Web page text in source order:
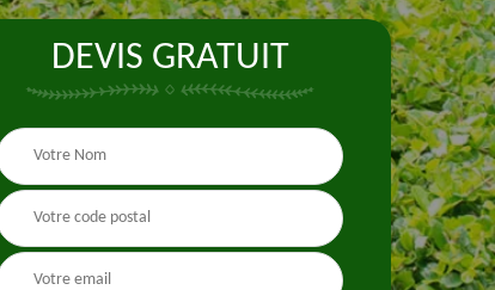
DEVIS GRATUIT